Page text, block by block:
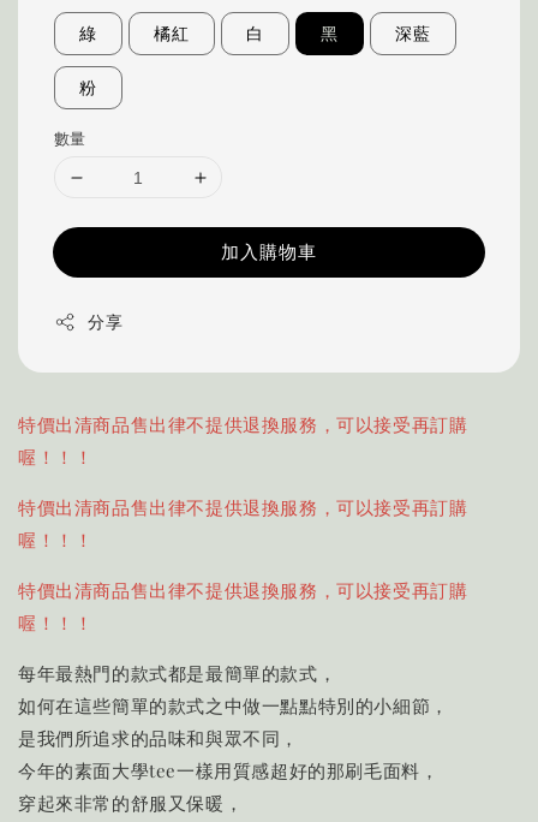
綠 橘紅 白 黑 深藍
粉
數量
加入購物車
分享
特價出清商品售出律不提供退換服務，可以接受再訂購
喔！！！
特價出清商品售出律不提供退換服務，可以接受再訂購
喔！！！
特價出清商品售出律不提供退換服務，可以接受再訂購
喔！！！
每年最熱門的款式都是最簡單的款式，
如何在這些簡單的款式之中做一點點特別的小細節，
是我們所追求的品味和與眾不同，
今年的素面大學tee一樣用質感超好的那刷毛面料，
穿起來非常的舒服又保暖，